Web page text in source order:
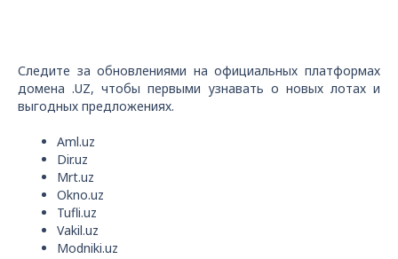
Следите за обновлениями на официальных платформах
домена .UZ, чтобы первыми узнавать о новых лотах и
выгодных предложениях.
Aml.uz
Dir.uz
Mrt.uz
Okno.uz
Tufli.uz
Vakil.uz
Modniki.uz